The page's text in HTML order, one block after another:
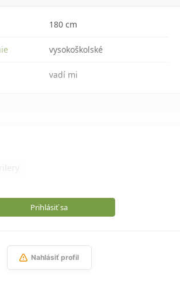
180 cm
vysokoškolské
vadí mi
Prihlásiť sa
Nahlásiť profil